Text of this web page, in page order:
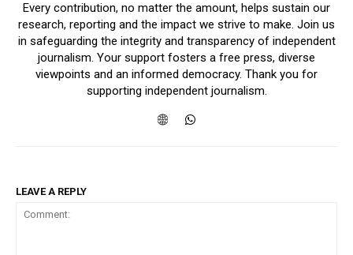
Every contribution, no matter the amount, helps sustain our
research, reporting and the impact we strive to make. Join us
in safeguarding the integrity and transparency of independent
journalism. Your support fosters a free press, diverse
viewpoints and an informed democracy. Thank you for
supporting independent journalism.
LEAVE A REPLY